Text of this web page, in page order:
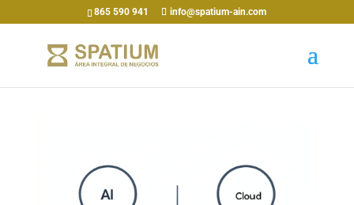
865 590 941 info@spatium-ain.com